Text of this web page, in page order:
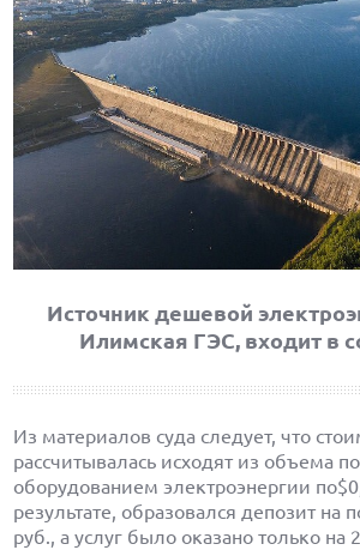
Источник дешевой
Илимская ГЭС, входит в
Из материалов суда следует, что
рассчитывалась исходят из объема
оборудованием электроэнергии
результате, образовался депозит на
руб., а услуг было оказано только на